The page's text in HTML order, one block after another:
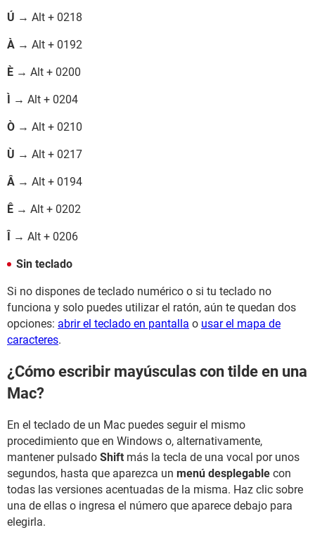
Ú → Alt + 0218
À → Alt + 0192
È → Alt + 0200
Ì → Alt + 0204
Ò → Alt + 0210
Ù → Alt + 0217
Â → Alt + 0194
Ê → Alt + 0202
Î → Alt + 0206
Sin teclado
Si no dispones de teclado numérico o si tu teclado no
funciona y solo puedes utilizar el ratón, aún te quedan dos
opciones: abrir el teclado en pantalla o usar el mapa de
caracteres.
¿Cómo escribir mayúsculas con tilde en una
Mac?
En el teclado de un Mac puedes seguir el mismo
procedimiento que en Windows o, alternativamente,
mantener pulsado Shift más la tecla de una vocal por unos
segundos, hasta que aparezca un menú desplegable con
todas las versiones acentuadas de la misma. Haz clic sobre
una de ellas o ingresa el número que aparece debajo para
elegirla.